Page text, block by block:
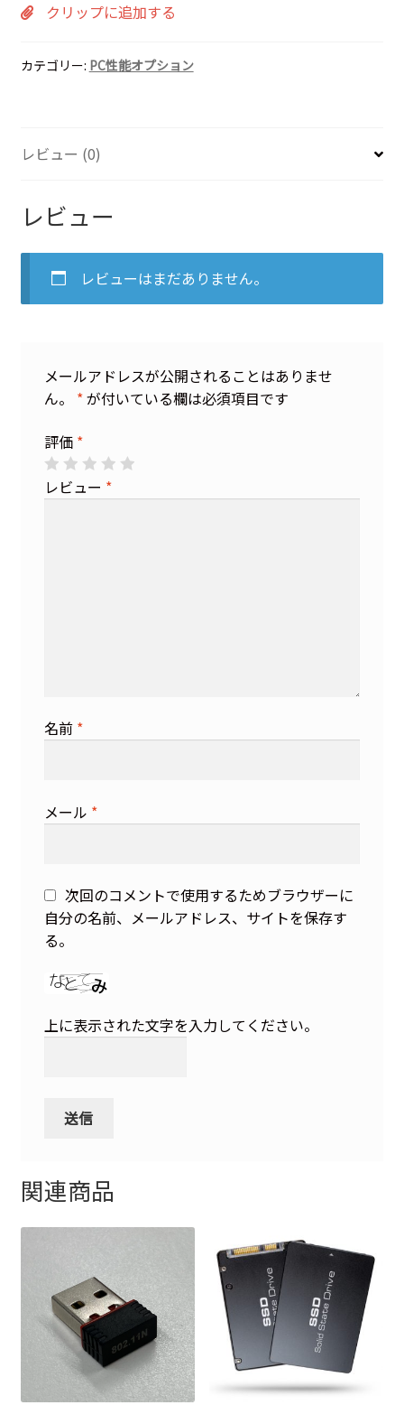
クリップに追加する
カテゴリー: PC性能オプション
レビュー (0)
レビュー
レビューはまだありません。
メールアドレスが公開されることはありませ
ん。
*が付いている欄は必須項目です
評価 *
レビュー *
名前 *
メール *
次回のコメントで使用するためブラウザーに
自分の名前、メールアドレス、サイトを保存す
る。
上に表示された文字を入力してください。
関連商品